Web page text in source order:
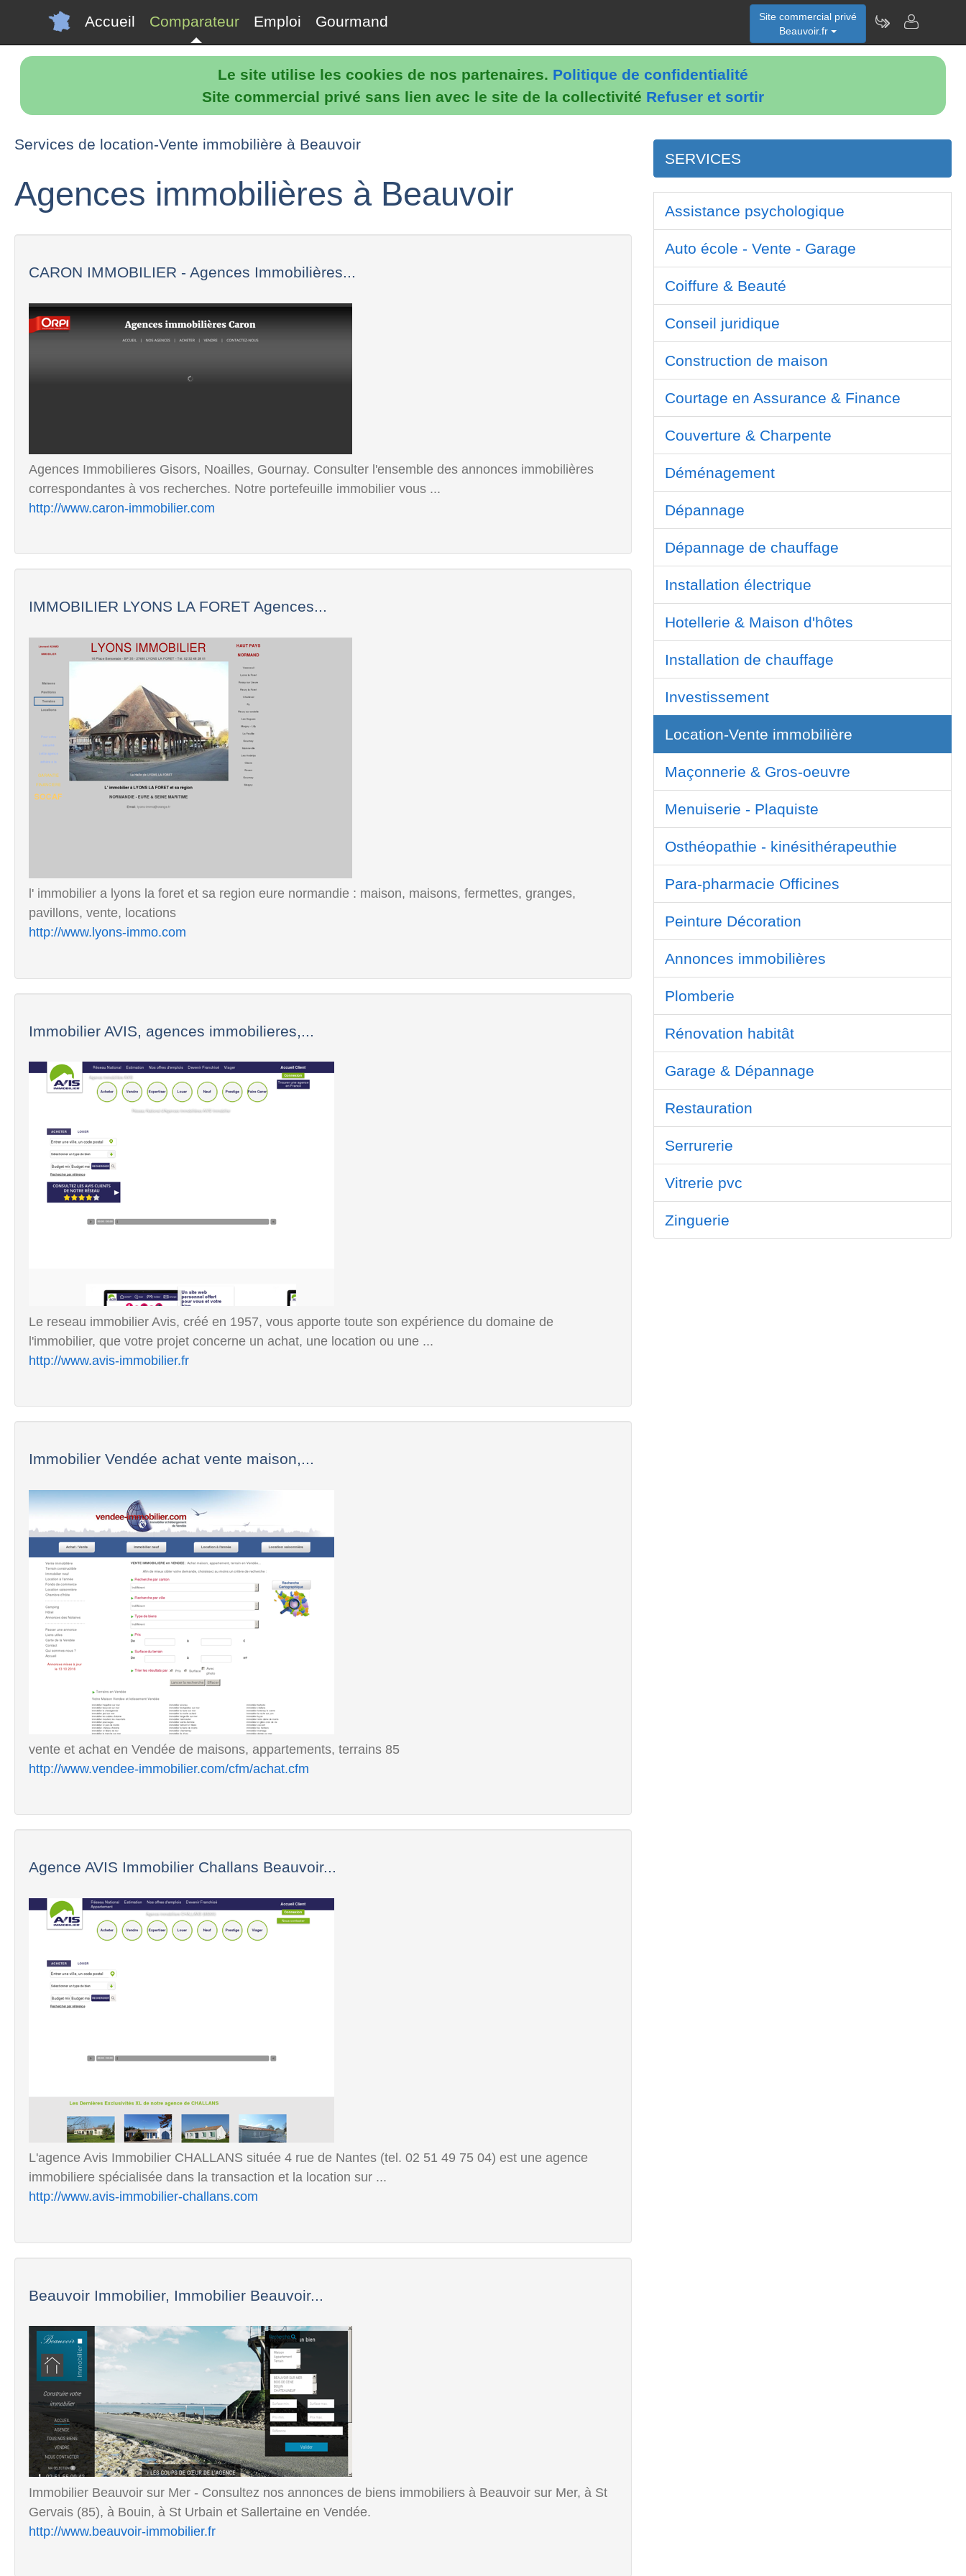
Le site utilise les cookies de nos partenaires. Politique de confidentialité
Site commercial privé sans lien avec le site de la collectivité Refuser et sortir
Accueil Comparateur Emploi Gourmand
Site commercial privé
Beauvoir.fr
Services de location-Vente immobilière à Beauvoir
Agences immobilières à Beauvoir
CARON IMMOBILIER - Agences Immobilières...
Agences Immobilieres Gisors, Noailles, Gournay. Consulter l'ensemble des annonces immobilières
correspondantes à vos recherches. Notre portefeuille immobilier vous ...
http://www.caron-immobilier.com
IMMOBILIER LYONS LA FORET Agences...
l' immobilier a lyons la foret et sa region eure normandie : maison, maisons, fermettes, granges,
pavillons, vente, locations
http://www.lyons-immo.com
Immobilier AVIS, agences immobilieres,...
Le reseau immobilier Avis, créé en 1957, vous apporte toute son expérience du domaine de
l'immobilier, que votre projet concerne un achat, une location ou une ...
http://www.avis-immobilier.fr
Immobilier Vendée achat vente maison,...
vente et achat en Vendée de maisons, appartements, terrains 85
http://www.vendee-immobilier.com/cfm/achat.cfm
Agence AVIS Immobilier Challans Beauvoir...
L'agence Avis Immobilier CHALLANS située 4 rue de Nantes (tel. 02 51 49 75 04) est une agence
immobiliere spécialisée dans la transaction et la location sur ...
http://www.avis-immobilier-challans.com
Beauvoir Immobilier, Immobilier Beauvoir...
Immobilier Beauvoir sur Mer - Consultez nos annonces de biens immobiliers à Beauvoir sur Mer, à St
Gervais (85), à Bouin, à St Urbain et Sallertaine en Vendée.
http://www.beauvoir-immobilier.fr
SERVICES
Assistance psychologique
Auto école - Vente - Garage
Coiffure & Beauté
Conseil juridique
Construction de maison
Courtage en Assurance & Finance
Couverture & Charpente
Déménagement
Dépannage
Dépannage de chauffage
Installation électrique
Hotellerie & Maison d'hôtes
Installation de chauffage
Investissement
Location-Vente immobilière
Maçonnerie & Gros-oeuvre
Menuiserie - Plaquiste
Osthéopathie - kinésithérapeuthie
Para-pharmacie Officines
Peinture Décoration
Annonces immobilières
Plomberie
Rénovation habitât
Garage & Dépannage
Restauration
Serrurerie
Vitrerie pvc
Zinguerie